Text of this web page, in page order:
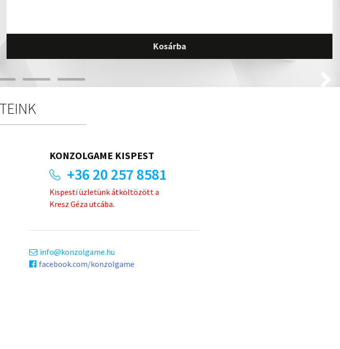
Kosárba
KONZOLGAME KISPEST
+36 20 257 8581
Kispesti üzletünk átköltözött a
Kresz Géza utcába.
info
konzolgame.hu
facebook.com/konzolgame